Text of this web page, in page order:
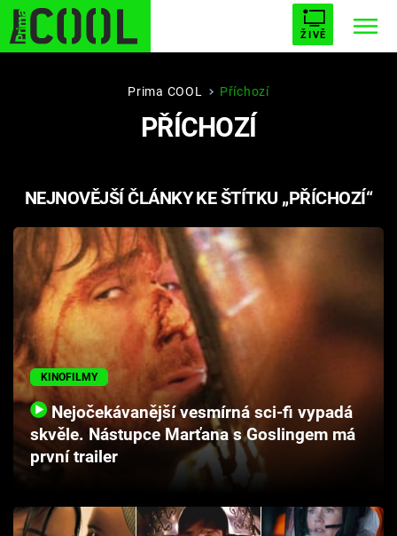
ŽIVĚ
STARHOUSE BUFFY, PŘEMOŽITELKA UPÍRŮ
PLNEJ KOTEL AVENGERS 5
Témata
Filmy
Seriály
Hry
Cool Esport
Pořady
TV Program
Prima COOL Příchozí
PŘÍCHOZÍ
NEJNOVĚJŠÍ ČLÁNKY KE ŠTÍTKU „PŘÍCHOZÍ“
KINOFILMY
Nejočekávanější vesmírná sci-fi vypadá
skvěle. Nástupce Marťana s Goslingem má
první trailer